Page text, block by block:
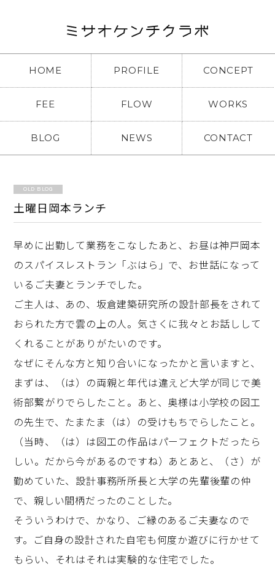
HOME PROFILE CONCEPT
FEE FLOW WORKS
BLOG NEWS CONTACT
OLD BLOG
土曜日岡本ランチ
早めに出勤して業務をこなしたあと、お昼は神戸岡本
のスパイスレストラン「ぶはら」で、お世話になって
いるご夫妻とランチでした。
ご主人は、あの、坂倉建築研究所の設計部長をされて
おられた方で雲の上の人。気さくに我々とお話しして
くれることがありがたいのです。
なぜにそんな方と知り合いになったかと言いますと、
まずは、（は）の両親と年代は違えど大学が同じで美
術部繋がりでらしたこと。あと、奥様は小学校の図工
の先生で、たまたま（は）の受けもちでらしたこと。
（当時、（は）は図工の作品はパーフェクトだったら
しい。だから今があるのですね）あとあと、（さ）が
勤めていた、設計事務所所長と大学の先輩後輩の仲
で、親しい間柄だったのことした。
そういうわけで、かなり、ご縁のあるご夫妻なので
す。ご自身の設計された自宅も何度か遊びに行かせて
もらい、それはそれは実験的な住宅でした。